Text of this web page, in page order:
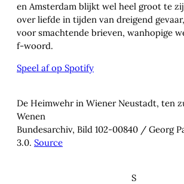
en Amsterdam blijkt wel heel groot te
over liefde in tijden van dreigend
voor smachtende brieven, wanhopige
f-woord.
Speel af op Spotify
De Heimwehr in Wiener Neustadt, ten
Wenen
Bundesarchiv, Bild 102-00840 / Georg
3.0. Source
S